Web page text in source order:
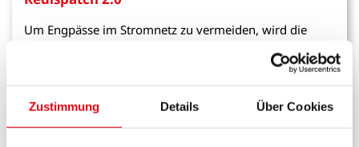
Zustimmung Details Über Cookies
Um Engpässe im Stromnetz zu vermeiden, wird die
Einspeisung ausgewählter Anlagen gezielt angepasst.
Erfahren Sie, wie Redispatch 2.0 funktioniert und
warum es für die Versorgungssicherheit wichtig ist.